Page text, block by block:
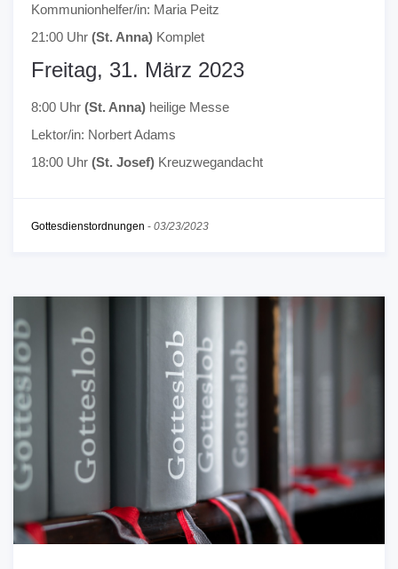
Kommunionhelfer/in: Maria Peitz
21:00 Uhr (St. Anna) Komplet
Freitag, 31. März 2023
8:00 Uhr (St. Anna) heilige Messe
Lektor/in: Norbert Adams
18:00 Uhr (St. Josef) Kreuzwegandacht
Gottesdienstordnungen - 03/23/2023